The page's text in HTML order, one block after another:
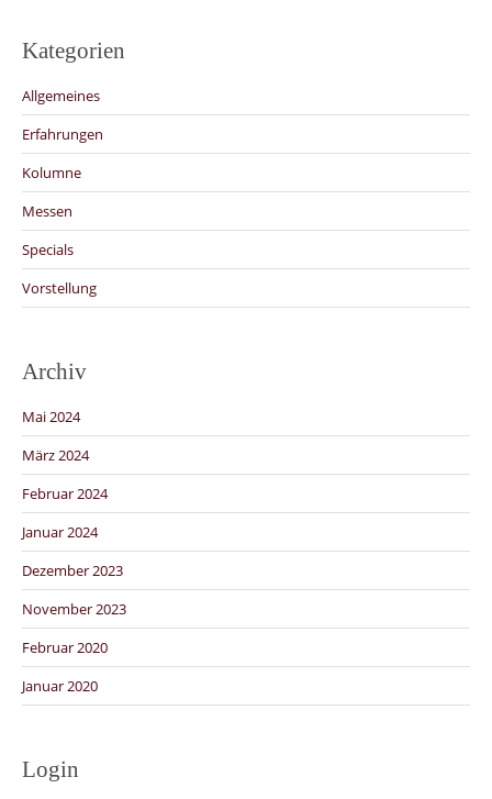
Kategorien
Allgemeines
Erfahrungen
Kolumne
Messen
Specials
Vorstellung
Archiv
Mai 2024
März 2024
Februar 2024
Januar 2024
Dezember 2023
November 2023
Februar 2020
Januar 2020
Login